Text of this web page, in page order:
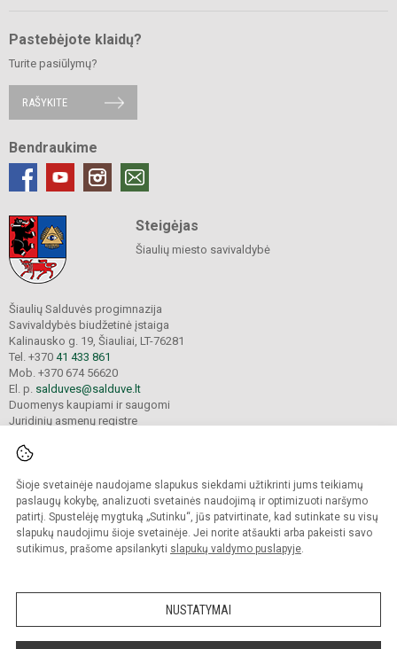
Šioje svetainėje naudojame slapukus siekdami užtikrinti jums teikiamų
paslaugų kokybę, analizuoti svetainės naudojimą ir optimizuoti naršymo
patirtį. Spustelėję mygtuką „Sutinku“, jūs patvirtinate, kad sutinkate su visų
slapukų naudojimu šioje svetainėje. Jei norite atšaukti arba pakeisti savo
sutikimus, prašome apsilankyti slapukų valdymo puslapyje.
NUSTATYMAI
Pastebėjote klaidų?
Turite pasiūlymų?
RAŠYKITE
Bendraukime
Steigėjas
Šiaulių miesto savivaldybė
Šiaulių Salduvės progimnazija
Savivaldybės biudžetinė įstaiga
Kalinausko g. 19, Šiauliai, LT-76281
Tel. +370 41 433 861
Mob. +370 674 56620
El. p. salduves@salduve.lt
Duomenys kaupiami ir saugomi
Juridinių asmenų registre
© 2026. Šiaulių Salduvės progimnazija. Visos teisės saugomos.
Kopijuoti turinį be raštiško įstaigos administracijos sutikimo griežtai draudžiama.